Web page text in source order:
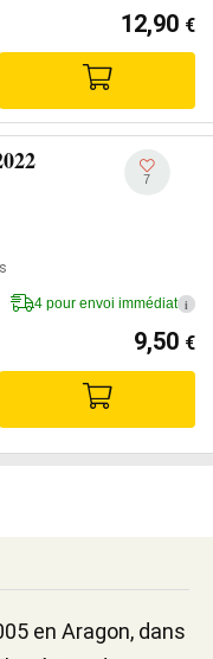
12,90 €
7
4 pour envoi immédiat i
9,50 €
en Aragon, dans